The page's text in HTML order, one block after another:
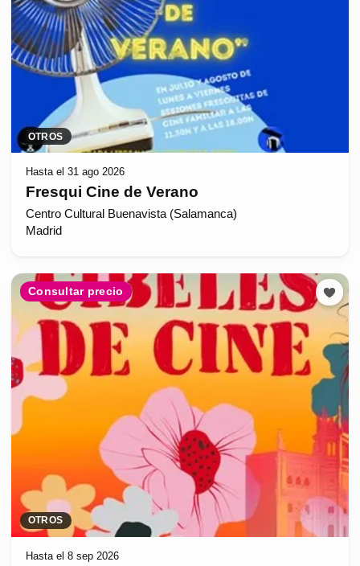
OTROS
Hasta el 31 ago 2026
Fresqui Cine de Verano
Centro Cultural Buenavista (Salamanca)
Madrid
Consultar precio
OTROS
Hasta el 8 sep 2026